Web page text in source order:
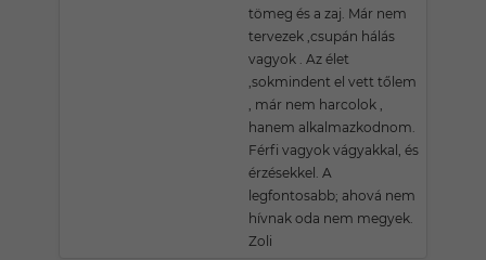
tömeg és a zaj. Már nem
tervezek ,csupán hálás
vagyok . Az élet
,sokmindent el vett tőlem
, már nem harcolok ,
hanem alkalmazkodnom.
Férfi vagyok vágyakkal, és
érzésekkel. A
legfontosabb; ahová nem
hívnak oda nem megyek.
Zoli